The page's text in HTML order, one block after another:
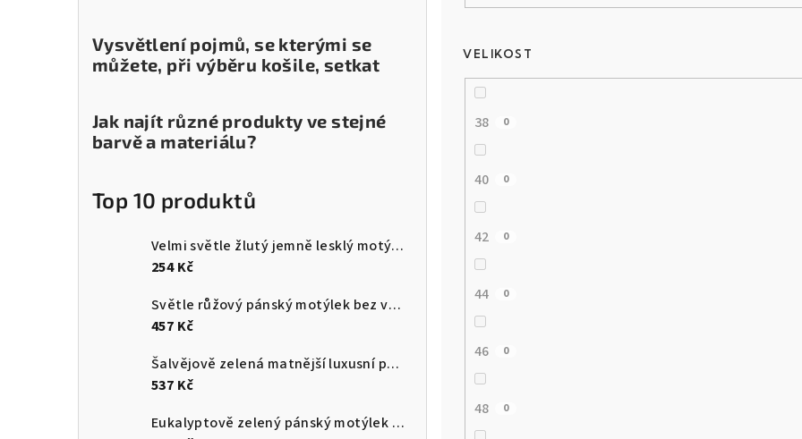
Vysvětlení pojmů, se kterými se
můžete, při výběru košile, setkat
Jak najít různé produkty ve stejné
barvě a materiálu?
Top 10 produktů
Velmi světle žlutý jemně lesklý motýlek
254 Kč
Světle růžový pánský motýlek bez vzoru + kapesníček do saka
457 Kč
Šalvějově zelená matnější luxusní pánská slim kravata
537 Kč
Eukalyptově zelený pánský motýlek + kapesníček do saka
VELIKOST
38 0
40 0
42 0
44 0
46 0
48 0